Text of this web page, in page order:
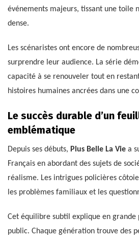
événements majeurs, tissant une toile
dense.
Les scénaristes ont encore de
surprendre leur audience. La série
capacité à se renouveler tout en
histoires humaines ancrées dans une
Le succès durable d’un
emblématique
Depuis ses débuts, Plus Belle La Vie a
Français en abordant des sujets de
réalisme. Les intrigues policières
les problèmes familiaux et les
Cet équilibre subtil explique en
public. Chaque génération trouve des